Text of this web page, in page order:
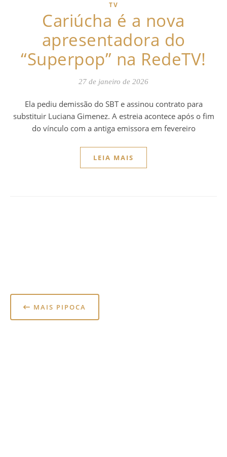
TV
Cariúcha é a nova
apresentadora do
“Superpop” na RedeTV!
27 de janeiro de 2026
Ela pediu demissão do SBT e assinou contrato para
substituir Luciana Gimenez. A estreia acontece após o fim
do vínculo com a antiga emissora em fevereiro
LEIA MAIS
MAIS PIPOCA